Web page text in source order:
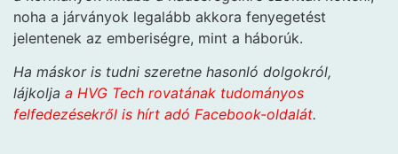
noha a járványok legalább akkora fenyegetést
jelentenek az emberiségre, mint a háborúk.
Ha máskor is tudni szeretne hasonló dolgokról,
lájkolja a HVG Tech rovatának tudományos
felfedezésekről is hírt adó Facebook-oldalát.